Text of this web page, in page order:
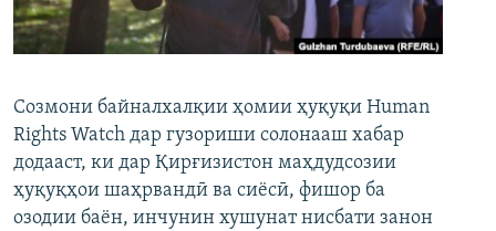
ГУЗОРИШҲОИ РАДИОӢ
Русский
ПАЙГИРӢ КУНЕД
Созмони байналхалқии ҳомии ҳуқуқи Human
Rights Watch дар гузориши солонааш хабар
додааст, ки дар Қирғизистон маҳдудсозии
ҳуқуқҳои шаҳрвандӣ ва сиёсӣ, фишор ба
озодии баён, инчунин хушунат нисбати занон